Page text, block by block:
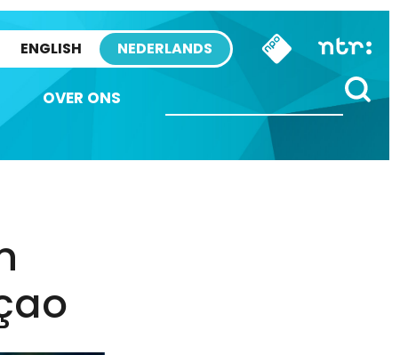
ENGLISH NEDERLANDS
OVER ONS